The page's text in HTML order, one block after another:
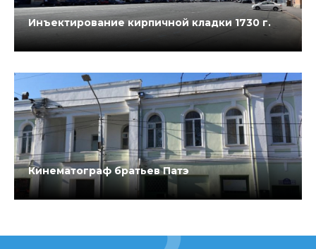
Инъектирование кирпичной кладки 1730 г.
Кинематограф братьев Патэ